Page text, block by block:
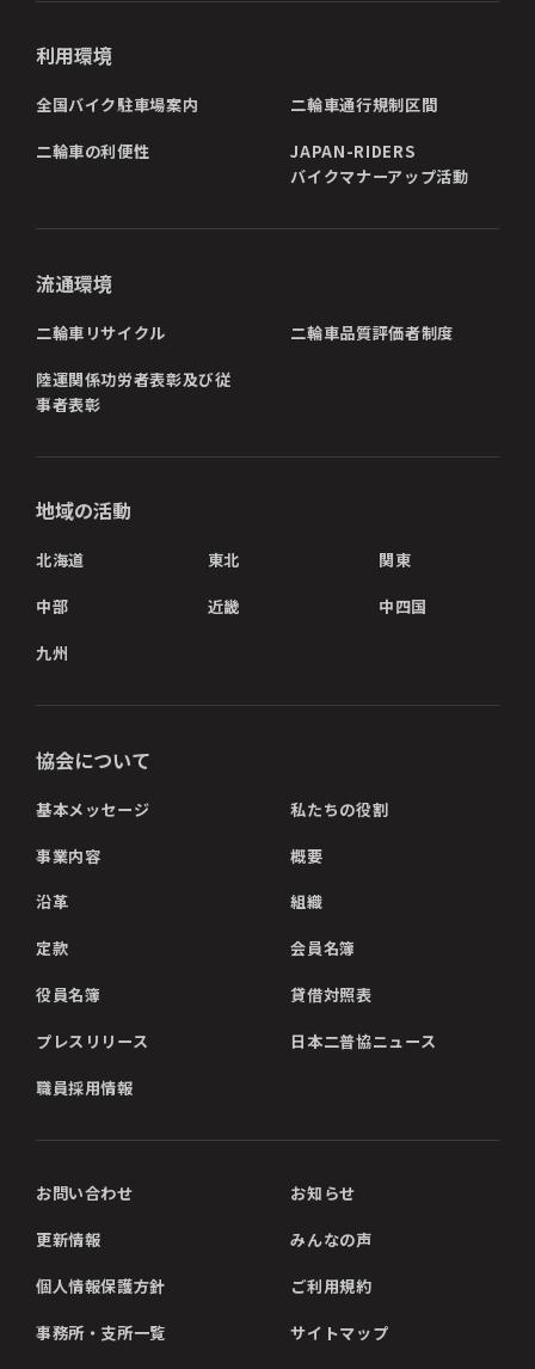
利用環境
全国バイク駐車場案内 二輪車通行規制区間
二輪車の利便性
JAPAN-RIDERS
バイクマナーアップ活動
流通環境
二輪車リサイクル 二輪車品質評価者制度
陸運関係功労者表彰及び従
事者表彰
地域の活動
北海道 東北 関東
中部 近畿 中四国
九州
協会について
基本メッセージ 私たちの役割
事業内容 概要
沿革 組織
定款 会員名簿
役員名簿 貸借対照表
プレスリリース 日本二普協ニュース
職員採用情報
お問い合わせ お知らせ
更新情報 みんなの声
個人情報保護方針 ご利用規約
事務所・支所一覧 サイトマップ